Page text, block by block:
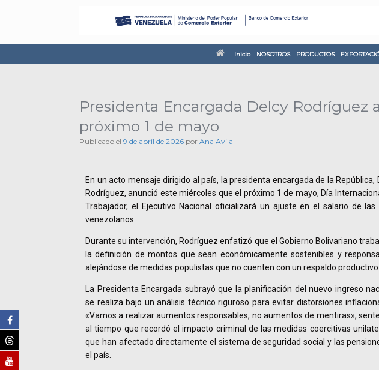
Inicio NOSOTROS PRODUCTOS
Presidenta Encargada Delcy Rodríguez
próximo 1 de mayo
Publicado el 9 de abril de 2026 por Ana Avila
En un acto mensaje dirigido al país, la presidenta encargada de la República,
Rodríguez, anunció este miércoles que el próximo 1 de mayo, Día
Trabajador, el Ejecutivo Nacional oficializará un ajuste en el salario de las
venezolanos.
Durante su intervención, Rodríguez enfatizó que el Gobierno Bolivariano
la definición de montos que sean económicamente sostenibles y
alejándose de medidas populistas que no cuenten con un respaldo productivo
La Presidenta Encargada subrayó que la planificación del nuevo ingreso
se realiza bajo un análisis técnico riguroso para evitar distorsiones
«Vamos a realizar aumentos responsables, no aumentos de mentiras»,
al tiempo que recordó el impacto criminal de las medidas coercitivas
que han afectado directamente el sistema de seguridad social y las
el país.